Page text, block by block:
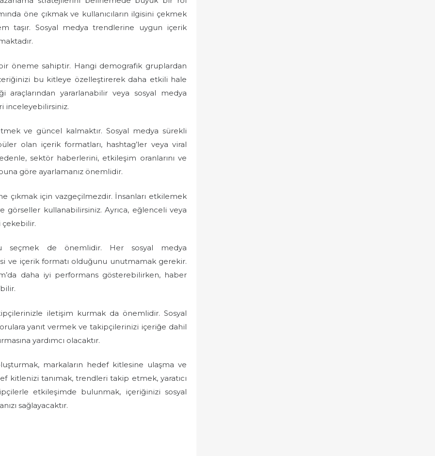
öne çıkmak ve kullanıcıların ilgisini çekmek
taşır. Sosyal medya trendlerine uygun içerik
öneme sahiptir. Hangi demografik gruplardan
bu kitleye özelleştirerek daha etkili hale
araçlarından yararlanabilir veya sosyal medya
inceleyebilirsiniz.
ve güncel kalmaktır. Sosyal medya sürekli
olan içerik formatları, hashtag’ler veya viral
sektör haberlerini, etkileşim oranlarını ve
göre ayarlamanız önemlidir.
çıkmak için vazgeçilmezdir. İnsanları etkilemek
görseller kullanabilirsiniz. Ayrıca, eğlenceli veya
çekebilir.
seçmek de önemlidir. Her sosyal medya
ve içerik formatı olduğunu unutmamak gerekir.
daha iyi performans gösterebilirken, haber
iletişim kurmak da önemlidir. Sosyal
yanıt vermek ve takipçilerinizi içeriğe dahil
yardımcı olacaktır.
markaların hedef kitlesine ulaşma ve
kitlenizi tanımak, trendleri takip etmek, yaratıcı
etkileşimde bulunmak, içeriğinizi sosyal
sağlayacaktır.